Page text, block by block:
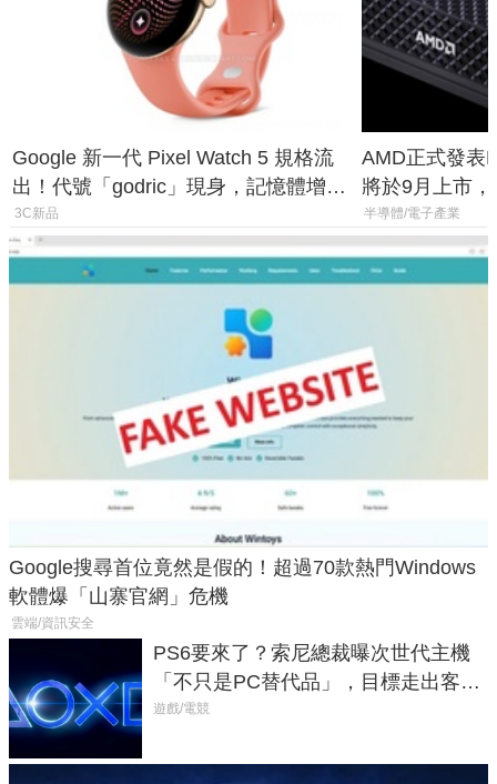
Google 新一代 Pixel Watch 5 規格流
出！代號「godric」現身，記憶體增強
鎖定 AI 應用
3C新品
AMD正式發表
將於9月上市
Max系列處理
半導體/電子產業
Google搜尋首位竟然是假的！超過70款熱門Windows
軟體爆「山寨官網」危機
雲端/資訊安全
PS6要來了？索尼總裁曝次世代主機
「不只是PC替代品」，目標走出客
廳、進軍電競桌面
遊戲/電競